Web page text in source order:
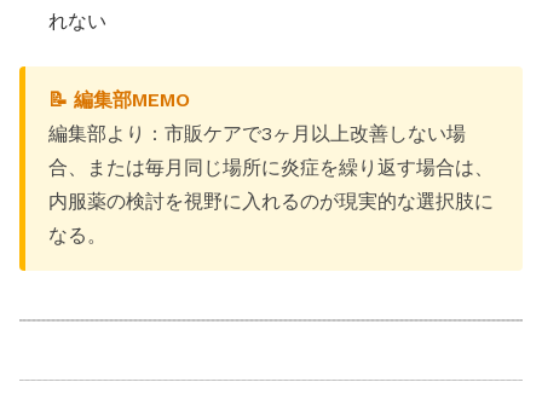
れない
📝 編集部MEMO
編集部より：市販ケアで3ヶ月以上改善しない場
合、または毎月同じ場所に炎症を繰り返す場合は、
内服薬の検討を視野に入れるのが現実的な選択肢に
なる。